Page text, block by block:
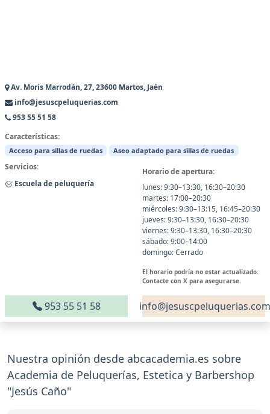
Av. Moris Marrodán, 27, 23600 Martos, Jaén
info@jesuscpeluquerias.com
953 55 51 58
Características:
Acceso para sillas de ruedas Aseo adaptado para sillas de ruedas
Servicios:
Escuela de peluquería
Horario de apertura:
lunes: 9:30–13:30, 16:30–20:30
martes: 17:00–20:30
miércoles: 9:30–13:15, 16:45–20:30
jueves: 9:30–13:30, 16:30–20:30
viernes: 9:30–13:30, 16:30–20:30
sábado: 9:00–14:00
domingo: Cerrado
El horario podría no estar actualizado.
Contacte con X para asegurarse.
953 55 51 58 info@jesuscpeluquerias.com
Nuestra opinión desde abcacademia.es sobre
Academia de Peluquerías, Estetica y Barbershop
"Jesús Caño"